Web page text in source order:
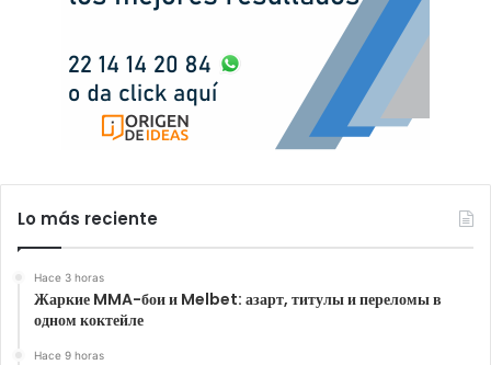
Lo más reciente
Hace 3 horas
Жаркие MMA-бои и Melbet: азарт, титулы и переломы в
одном коктейле
Hace 9 horas